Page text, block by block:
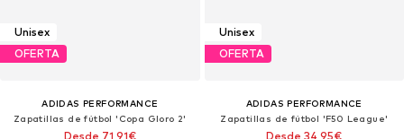
Unisex
OFERTA
ADIDAS PERFORMANCE
Zapatillas de fútbol 'Copa Gloro 2'
Desde 71,91€
Unisex
OFERTA
ADIDAS PERFORMANCE
Zapatillas de fútbol 'F50 League'
Desde 34,95€